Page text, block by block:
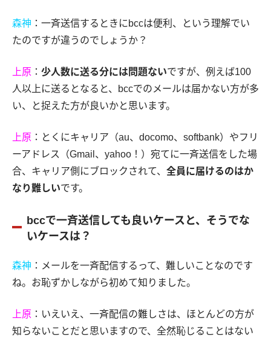
森神 ：一斉送信するときにbccは便利、という理解でい
たのですが違うのでしょうか？
上原 ： 少人数に送る分には問題ないですが、例えば100
人以上に送るとなると、bccでのメールは届かない方が多
い、と捉えた方が良いかと思います。
上原 ：とくにキャリア（au、docomo、softbank）やフリ
ーアドレス（Gmail、yahoo！）宛てに一斉送信をした場
合、キャリア側にブロックされて、 全員に届けるのはか
なり難しいです。
bccで一斉送信しても良いケースと、そうでな
いケースは？
森神 ：メールを一斉配信するって、難しいことなのです
ね。お恥ずかしながら初めて知りました。
上原 ：いえいえ、一斉配信の難しさは、ほとんどの方が
知らないことだと思いますので、全然恥じることはない